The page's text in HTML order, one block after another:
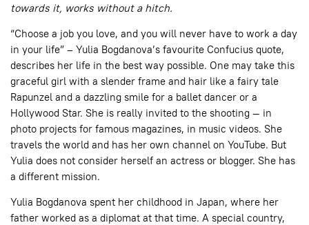
towards it, works without a hitch.
“Choose a job you love, and you will never have to work a day
in your life” – Yulia Bogdanova’s favourite Confucius quote,
describes her life in the best way possible. One may take this
graceful girl with a slender frame and hair like a fairy tale
Rapunzel and a dazzling smile for a ballet dancer or a
Hollywood Star. She is really invited to the shooting — in
photo projects for famous magazines, in music videos. She
travels the world and has her own channel on YouTube. But
Yulia does not consider herself an actress or blogger. She has
a different mission.
Yulia Bogdanova spent her childhood in Japan, where her
father worked as a diplomat at that time. A special country,